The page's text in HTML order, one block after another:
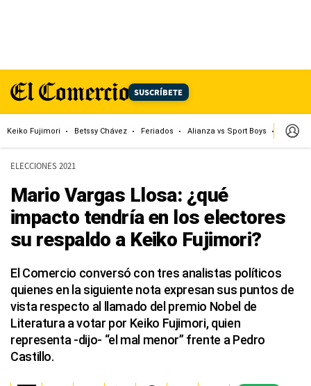
SUSCRÍBETE
Keiko Fujimori Betssy Chávez Feriados Alianza vs Sport Boys Jorge
ELECCIONES 2021
Mario Vargas Llosa: ¿qué
impacto tendría en los electores
su respaldo a Keiko Fujimori?
El Comercio conversó con tres analistas políticos
quienes en la siguiente nota expresan sus puntos de
vista respecto al llamado del premio Nobel de
Literatura a votar por Keiko Fujimori, quien
representa -dijo- “el mal menor” frente a Pedro
Castillo.